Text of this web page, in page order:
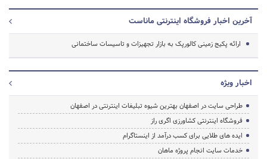
آخرین اخبار فروشگاه اینترنتی ماناست
ارائه پکیج زمینی کالورپک به بازار تجهیزات و تاسیسات ساختمانی
اخبار ویژه
طراحی سایت در اصفهان بهترین شیوه تبلیغات اینترنتی در اصفهان
فروشگاه اینترنتی کشاورزی اگری راز
ایده های طلایی برای کسب درآمد از اینستاگرام
خدمات سایت انجام پروژه ماهان